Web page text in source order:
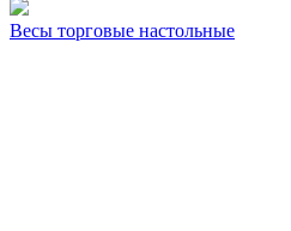
Весы торговые настольные